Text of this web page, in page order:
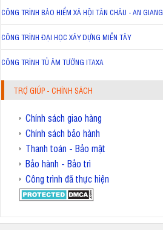
CÔNG TRÌNH BẢO HIỂM XÃ HỘI TÂN CHÂU - AN GIANG
CÔNG TRÌNH ĐẠI HỌC XÂY DỰNG MIỀN TÂY
CÔNG TRÌNH TỦ ÂM TƯỜNG ITAXA
TRỢ GIÚP - CHÍNH SÁCH
Chính sách giao hàng
Chính sách bảo hành
Thanh toán - Bảo mật
Bảo hành - Bảo trì
Công trình đã thực hiện